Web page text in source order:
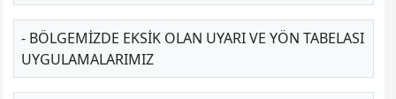
- BÖLGEMIZDE EKSIK OLAN UYARI VE YÖN TABELASI
UYGULAMALARIMIZ